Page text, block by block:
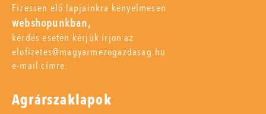
Fizessen elő lapjainkra kényelmesen
webshopunkban,
kérdés esetén kérjük írjon az
elofizetes@magyarmezogazdasag.hu
e-mail címre.
Agrárszaklapok